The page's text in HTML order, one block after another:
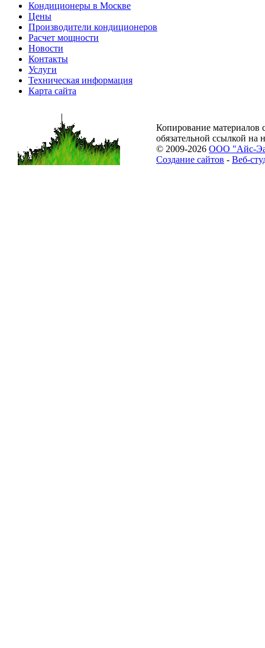
Кондиционеры в Москве
Цены
Производители кондиционеров
Расчет мощности
Новости
Контакты
Услуги
Техническая информация
Карта сайта
Копирование материалов
обязательной ссылкой на
© 2009-2026 ООО "Айс-
Создание сайтов - Веб-